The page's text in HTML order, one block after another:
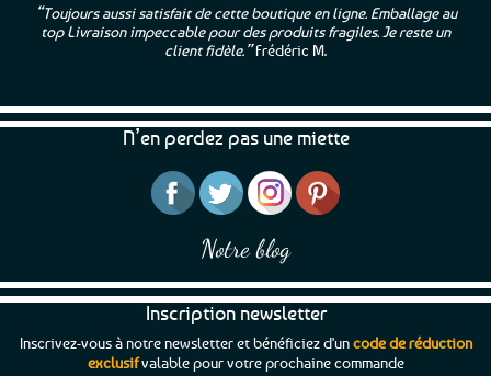
“Toujours aussi satisfait de cette boutique en ligne. Emballage au
top Livraison impeccable pour des produits fragiles. Je reste un
client fidèle.”Frédéric M.
N’en perdez pas une miette
Notre blog
Inscription newsletter
Inscrivez-vous à notre newsletter et bénéficiez d'uncode de réduction
exclusifvalable pour votre prochaine commande